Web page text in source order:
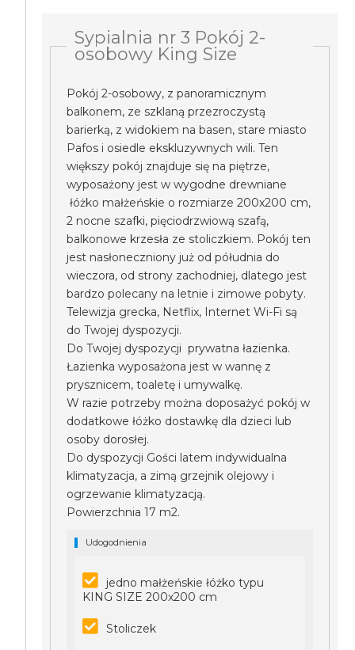
Sypialnia nr 3 Pokój 2-
osobowy King Size
Pokój 2-osobowy, z panoramicznym
balkonem, ze szklaną przezroczystą
barierką, z widokiem na basen, stare miasto
Pafos i osiedle ekskluzywnych wili. Ten
większy pokój znajduje się na piętrze,
wyposażony jest w wygodne drewniane
łóżko małżeńskie o rozmiarze 200x200 cm,
2 nocne szafki, pięciodrzwiową szafą,
balkonowe krzesła ze stoliczkiem. Pokój ten
jest nasłoneczniony już od półudnia do
wieczora, od strony zachodniej, dlatego jest
bardzo polecany na letnie i zimowe pobyty.
Telewizja grecka, Netflix, Internet Wi-Fi są
do Twojej dyspozycji.
Do Twojej dyspozycji prywatna łazienka.
Łazienka wyposażona jest w wannę z
prysznicem, toaletę i umywalkę.
W razie potrzeby można doposażyć pokój w
dodatkowe łóżko dostawkę dla dzieci lub
osoby dorosłej.
Do dyspozycji Gości latem indywidualna
klimatyzacja, a zimą grzejnik olejowy i
ogrzewanie klimatyzacją.
Powierzchnia 17 m2.
Udogodnienia
jedno małżeńskie łóżko typu
KING SIZE 200x200 cm
Stoliczek